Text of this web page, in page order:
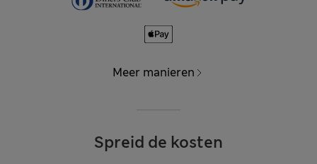
Meer manieren
Spreid de kosten